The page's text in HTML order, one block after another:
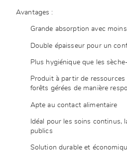
Avantages :
Grande absorption avec
Double épaisseur pour un
Plus hygiénique que les
Produit à partir de ressources
forêts gérées de manière
Apte au contact alimentaire
Idéal pour les soins continus,
publics
Solution durable et